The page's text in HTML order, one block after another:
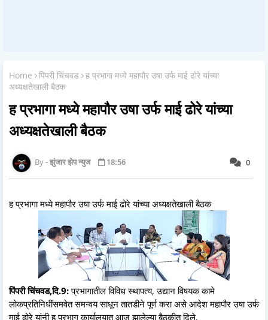
Home पिंपरी चिंचवड ह प्रभागा मध्ये महापौर उषा उर्फ माई ढोरे यांच्या
अध्यक्षतेखाली बैठक
ह प्रभागा मध्ये महापौर उषा उर्फ माई ढोरे यांच्या
अध्यक्षतेखाली बैठक
0
झुंजार झेप न्युज 18:56
ह प्रभागा मध्ये महापौर उषा उर्फ माई ढोरे यांच्या अध्यक्षतेखाली बैठक
पिंपरी चिंचवड,दि.9:प्रभागातील विविध स्थापत्य, उद्यान विषयक कामे
लोकप्रतिनिधींसमवेत समन्वय साधून तातडीने पूर्ण करा असे आदेश महापौर उषा उर्फ
माई ढोरे यांनी ह प्रभाग कार्यालयात आज झालेल्या बैठकीत दिले.